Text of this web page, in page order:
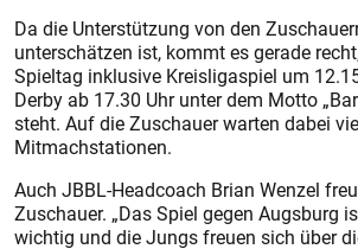
Da die Unterstützung von den
unterschätzen ist, kommt es gerade
Spieltag inklusive Kreisligaspiel um
Derby ab 17.30 Uhr unter dem Motto
steht. Auf die Zuschauer warten dabei
Mitmachstationen.
Auch JBBL-Headcoach Brian Wenzel
Zuschauer. „Das Spiel gegen Augsburg
wichtig und die Jungs freuen sich über